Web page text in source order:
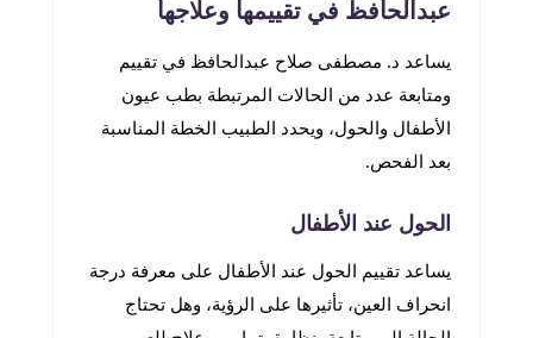
عبدالحافظ في تقييمها وعلاجها
يساعد د. مصطفى صلاح عبدالحافظ في تقييم
ومتابعة عدد من الحالات المرتبطة بطب عيون
الأطفال والحول، ويحدد الطبيب الخطة المناسبة
بعد الفحص.
الحول عند الأطفال
يساعد تقييم الحول عند الأطفال على معرفة درجة
انحراف العين، تأثيرها على الرؤية، وهل تحتاج